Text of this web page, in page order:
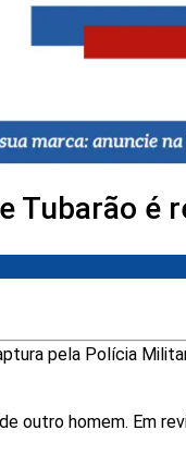
Tubarão é
pela Polícia
outro homem. Em